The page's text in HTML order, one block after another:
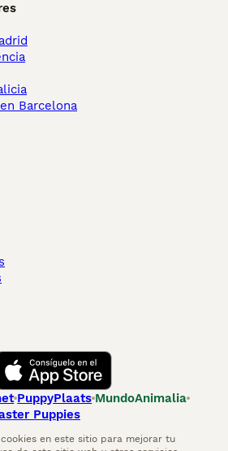
Barcelona
PuppyPlaats MundoAnimalia
Puppies
en este sitio para mejorar tu